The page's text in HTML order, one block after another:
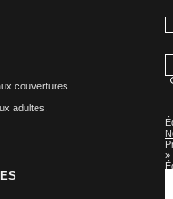
couvertures
adultes.
»